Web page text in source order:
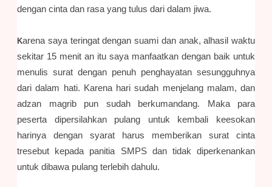
dengan cinta dan rasa yang tulus dari dalam jiwa.
Karena saya teringat dengan suami dan anak, alhasil waktu
sekitar 15 menit an itu saya manfaatkan dengan baik untuk
menulis surat dengan penuh penghayatan sesungguhnya
dari dalam hati. Karena hari sudah menjelang malam, dan
adzan magrib pun sudah berkumandang. Maka para
peserta dipersilahkan pulang untuk kembali keesokan
harinya dengan syarat harus memberikan surat cinta
tresebut kepada panitia SMPS dan tidak diperkenankan
untuk dibawa pulang terlebih dahulu.